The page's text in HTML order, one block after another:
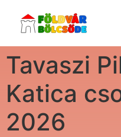
Tavaszi
Katica
2026